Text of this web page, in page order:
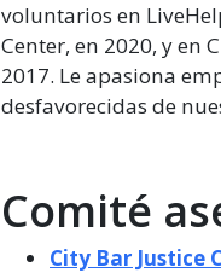
voluntarios en
Center, en 2020, y en
2017. Le apasiona
desfavorecidas de
Comité
City Bar Justice